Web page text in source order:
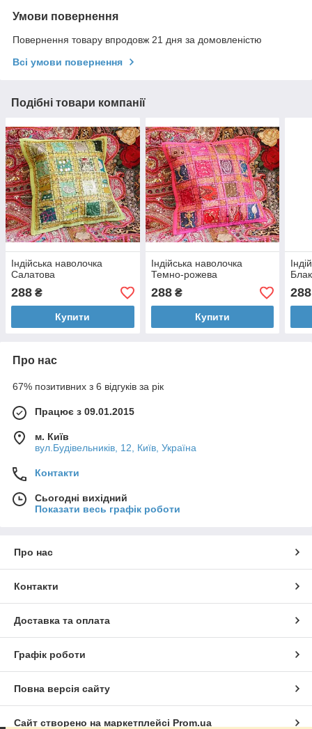
Умови повернення
Повернення товару впродовж 21 дня за домовленістю
Всі умови повернення
Подібні товари компанії
Індійська наволочка
Салатова
288 ₴
Купити
Індійська наволочка
Темно-рожева
288₴
Купити
288
Про нас
67% позитивних з 6 відгуків за рік
Працює з 09.01.2015
м. Київ
вул.Будівельників, 12, Київ, Україна
Контакти
Сьогодні вихідний
Показати весь графік роботи
Про нас
Контакти
Доставка та оплата
Графік роботи
Повна версія сайту
Сайт створено на маркетплейсі Prom.ua